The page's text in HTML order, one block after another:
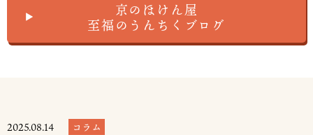
▲
京のほけん屋
至福のうんちくブログ
2025.08.14 コラム